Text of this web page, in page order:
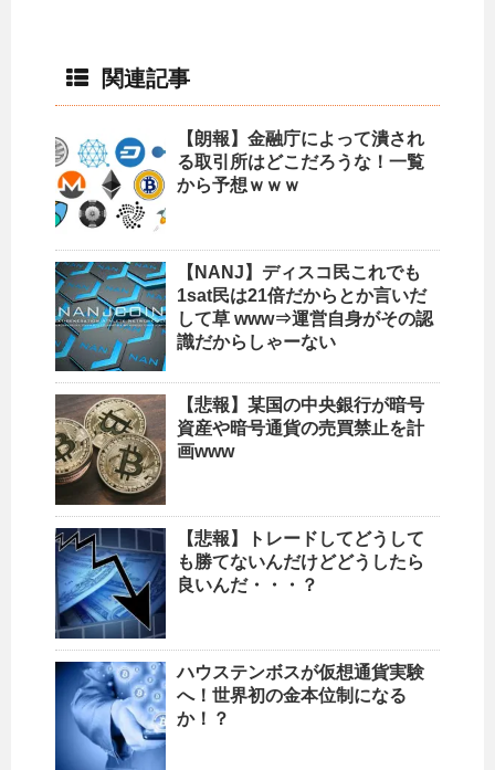
関連記事
【朗報】金融庁によって潰され
る取引所はどこだろうな！一覧
から予想ｗｗｗ
【NANJ】ディスコ民これでも
1sat民は21倍だからとか言いだ
して草 www⇒運営自身がその認
識だからしゃーない
【悲報】某国の中央銀行が暗号
資産や暗号通貨の売買禁止を計
画www
【悲報】トレードしてどうして
も勝てないんだけどどうしたら
良いんだ・・・？
ハウステンボスが仮想通貨実験
へ！世界初の金本位制になる
か！？